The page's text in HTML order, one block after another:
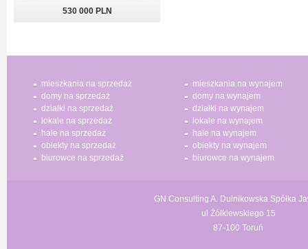
530 000 PLN
mieszkania na sprzedaż
domy na sprzedaż
działki na sprzedaż
lokale na sprzedaż
hale na sprzedaż
obiekty na sprzedaż
biurowce na sprzedaż
mieszkania na wynajem
domy na wynajem
działki na wynajem
lokale na wynajem
hale na wynajem
obiekty na wynajem
biurowce na wynajem
GN Consulting A. Dulnikowska Spółka
ul Żółkiewskiego 15
87-100 Toruń